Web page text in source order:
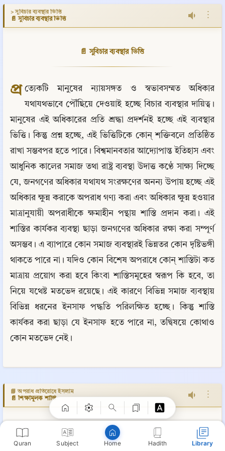
Quran Subject Home Hadith Library
> সুবিচার ব্যবস্থার ভিত্তি
📄 সুবিচার ব্যবস্থার ভিত্তি ⋮
📄 সুবিচার ব্যবস্থার ভিত্তি
প্র ত্যেকটি মানুষের ন্যায়সঙ্গত ও স্বভাবসম্মত অধিকার
যথাযথভাবে পৌঁছিয়ে দেওয়াই হচ্ছে বিচার ব্যবস্থার দায়িত্ব।
মানুষের এই অধিকারের প্রতি শ্রদ্ধা প্রদর্শনই হচ্ছে এই ব্যবস্থার
ভিত্তি। কিন্তু প্রশ্ন হচ্ছে, এই ভিত্তিটিকে কোন্ শক্তিবলে প্রতিষ্ঠিত
রাখা সম্ভবপর হতে পারে। বিশ্বমানবতার আদ্যোপান্ত ইতিহাস এবং
আধুনিক কালের সমাজ তথা রাষ্ট্র ব্যবস্থা উদাত্ত কণ্ঠে সাক্ষ্য দিচ্ছে
যে, জনগণের অধিকার যথাযথ সংরক্ষণের অনন্য উপায় হচ্ছে এই
অধিকার ক্ষুন্ন করাকে অপরাধ গণ্য করা এবং অধিকার ক্ষুন্ন হওয়ার
মাত্রানুযায়ী অপরাধীকে ক্ষমাহীন পন্থায় শাস্তি প্রদান করা। এই
শাস্তির কার্যকর ব্যবস্থা ছাড়া জনগণের অধিকার রক্ষা করা সম্পূর্ণ
অসম্ভব। এ ব্যাপারে কোন সমাজ ব্যবস্থারই ভিন্নতর কোন দৃষ্টিভঙ্গী
থাকতে পারে না। যদিও কোন বিশেষ অপরাধে কোন্ শাস্তিটা কত
মাত্রায় প্রয়োগ করা হবে কিংবা শাস্তিসমূহের স্বরূপ কি হবে, তা
নিয়ে যথেষ্ট মতভেদ রয়েছে। এই কারণে বিভিন্ন সমাজ ব্যবস্থায়
বিভিন্ন ধরনের ইনসাফ পদ্ধতি পরিলক্ষিত হচ্ছে। কিন্তু শাস্তি
কার্যকর করা ছাড়া যে ইনসাফ হতে পারে না, তদ্বিষয়ে কোথাও
কোন মতভেদ নেই।
📘 অপরাধ প্রতিরোধে ইসলাম
📄 শিক্ষামূলক শাস্তি ⋮
📄 শিক্ষামূলক শাস্তি